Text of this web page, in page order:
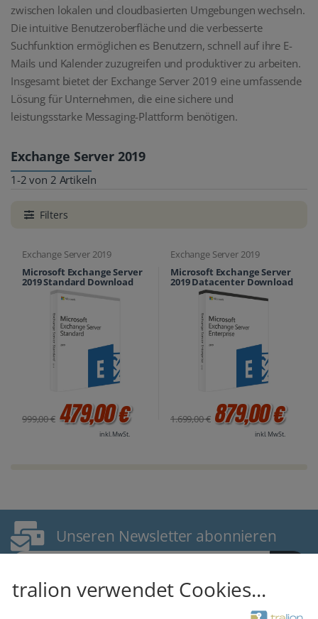
zwischen lokalen und cloudbasierten Umgebungen wechseln.
Die intuitive Benutzeroberfläche und die verbesserte
Suchfunktion ermöglichen es Benutzern, schnell auf ihre E-
Mails und Kalender zuzugreifen und produktiver zu arbeiten.
Insgesamt bietet der Exchange Server 2019 eine umfassende
Lösung für Unternehmen, die eine sichere und
leistungsstarke Messaging-Plattform benötigen.
Exchange Server 2019
1-2 von 2 Artikeln
Filters
Exchange Server 2019
Microsoft Exchange Server
2019 Standard Download
999,00 € 479,00 €
inkl. MwSt.
Exchange Server 2019
Microsoft Exchange Server
2019 Datacenter Download
1.699,00 € 879,00 €
inkl. MwSt.
Unseren Newsletter abonnieren
E-Mail Adresse
tralion verwendet Cookies...